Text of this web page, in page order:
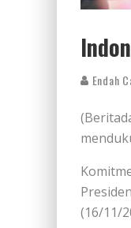
Endah
(16/11/